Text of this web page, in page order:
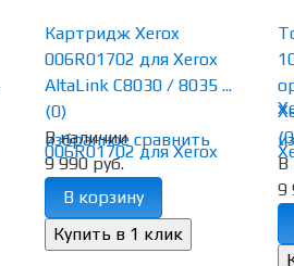
избранное сравнить
Картридж Xerox
006R01702 для Xerox
AltaLink C8030 / 8035 ...
(0)
В наличии
9 990 руб.
В корзину
В
9